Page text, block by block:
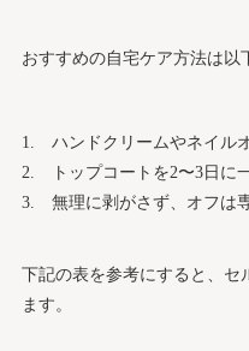
おすすめの自宅ケア方法は以
ハンドクリームやネイル
トップコートを2〜3日に
無理に剥がさず、オフは
下記の表を参考にすると、セ
ます。